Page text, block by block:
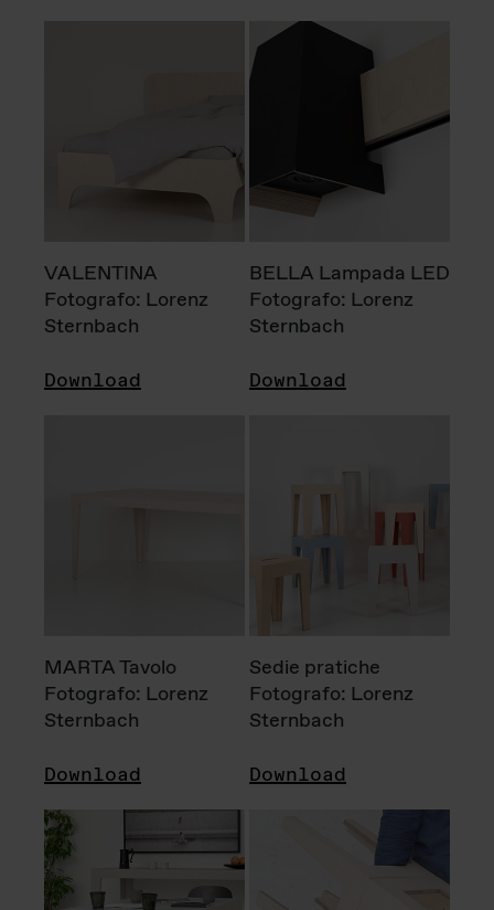
VALENTINA
Fotografo: Lorenz
Sternbach
Download
BELLA Lampada LED
Fotografo: Lorenz
Sternbach
Download
MARTA Tavolo
Fotografo: Lorenz
Sternbach
Download
Sedie pratiche
Fotografo: Lorenz
Sternbach
Download